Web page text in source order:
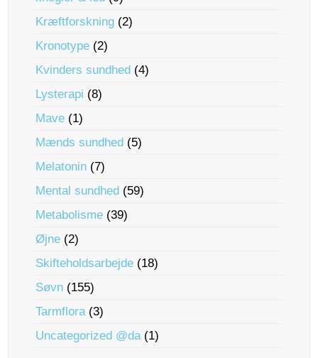
Kræftforskning (2)
Kronotype (2)
Kvinders sundhed (4)
Lysterapi (8)
Mave (1)
Mænds sundhed (5)
Melatonin (7)
Mental sundhed (59)
Metabolisme (39)
Øjne (2)
Skifteholdsarbejde (18)
Søvn (155)
Tarmflora(3)
Uncategorized @da(1)